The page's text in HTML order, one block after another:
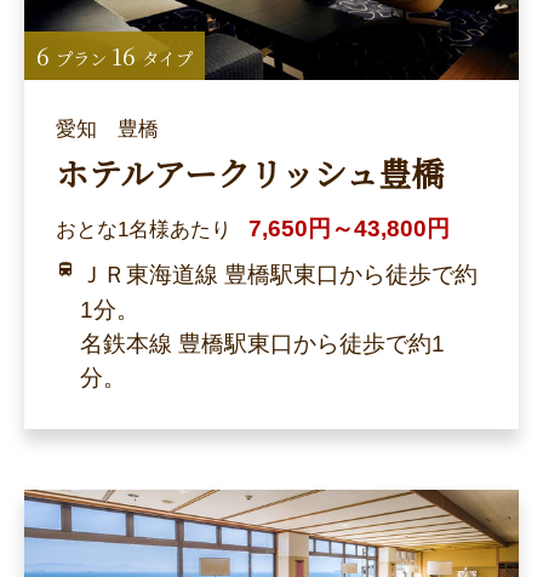
愛知 豊橋
ホテルアークリッシュ豊橋
おとな1名様あたり
7,650円～43,800円
ＪＲ東海道線 豊橋駅東口から徒歩で約
1分。
名鉄本線 豊橋駅東口から徒歩で約1
分。
6 プラン 16 タイプ